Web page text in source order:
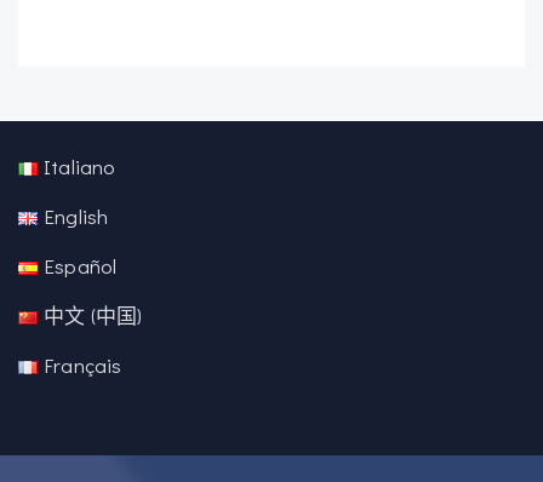
Italiano
English
Español
中文 (中国)
Français